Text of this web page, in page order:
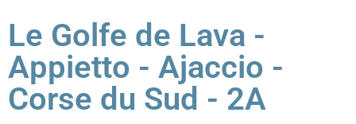
Le Golfe de Lava -
Appietto - Ajaccio -
Corse du Sud - 2A